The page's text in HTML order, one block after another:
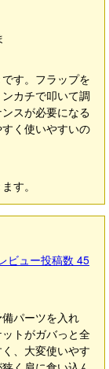
す。フラップを
カチで叩いて調
スが必要になる
く使いやすいの
す。
ビュー投稿数 45
パーツを入れ
トがガバっと全
、大変使いやす